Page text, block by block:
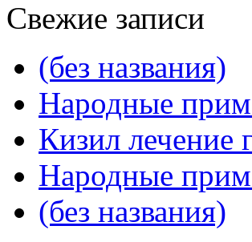
Свежие записи
(без названия)
Народные
Кизил лечение
Народные
(без названия)